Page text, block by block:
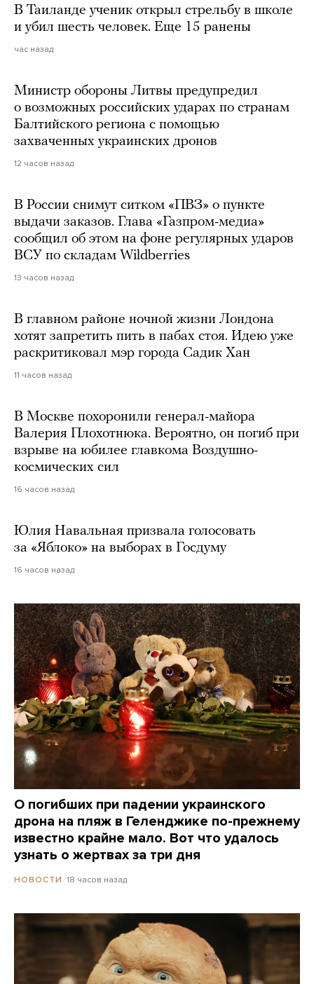
В Таиланде ученик открыл стрельбу в школе
и убил шесть человек. Еще 15 ранены
час назад
Министр обороны Литвы предупредил
о возможных российских ударах по странам
Балтийского региона с помощью
захваченных украинских дронов
12 часов назад
В России снимут ситком «ПВЗ» о пункте
выдачи заказов. Глава «Газпром-медиа»
сообщил об этом на фоне регулярных ударов
ВСУ по складам Wildberries
13 часов назад
В главном районе ночной жизни Лондона
хотят запретить пить в пабах стоя. Идею уже
раскритиковал мэр города Садик Хан
11 часов назад
В Москве похоронили генерал-майора
Валерия Плохотнюка. Вероятно, он погиб при
взрыве на юбилее главкома Воздушно-
космических сил
16 часов назад
Юлия Навальная призвала голосовать
за «Яблоко» на выборах в Госдуму
16 часов назад
О погибших при падении украинского
дрона на пляж в Геленджике по-прежнему
известно крайне мало. Вот что удалось
узнать о жертвах за три дня
НОВОСТИ 18 часов назад